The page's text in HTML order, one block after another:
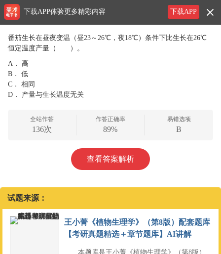
番茄生长在昼夜变温（昼23～26℃，夜18℃）条件下比生长在26℃
恒定温度产量（ ）。
A．
高
B．
低
C．
相同
D．
产量与生长温度无关
全站作答
136次
作答正确率
89%
易错选项
B
查看答案解析
试题来源：
王小菁《植物生理学》（第8版）配套题库
【考研真题精选＋章节题库】AI讲解
本题库是王小菁《植物生理学》（第8版）
下载APP
下载APP体验更多精彩内容